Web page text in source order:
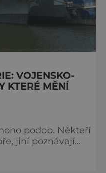
VOJENSKO-
KTERÉ MĚNÍ
podob. Někteří
jiní poznávají
s hlubším